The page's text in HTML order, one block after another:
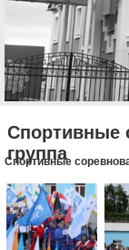
Спортивные
группа
Спортивные